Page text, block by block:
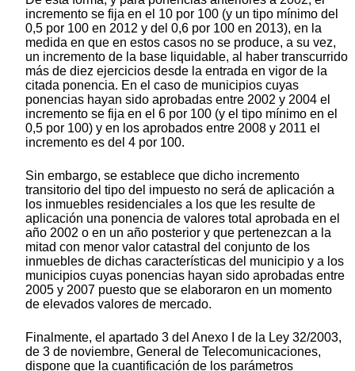
incremento se fija en el 10 por 100 (y un tipo mínimo del
0,5 por 100 en 2012 y del 0,6 por 100 en 2013), en la
medida en que en estos casos no se produce, a su vez,
un incremento de la base liquidable, al haber transcurrido
más de diez ejercicios desde la entrada en vigor de la
citada ponencia. En el caso de municipios cuyas
ponencias hayan sido aprobadas entre 2002 y 2004 el
incremento se fija en el 6 por 100 (y el tipo mínimo en el
0,5 por 100) y en los aprobados entre 2008 y 2011 el
incremento es del 4 por 100.
Sin embargo, se establece que dicho incremento
transitorio del tipo del impuesto no será de aplicación a
los inmuebles residenciales a los que les resulte de
aplicación una ponencia de valores total aprobada en el
año 2002 o en un año posterior y que pertenezcan a la
mitad con menor valor catastral del conjunto de los
inmuebles de dichas características del municipio y a los
municipios cuyas ponencias hayan sido aprobadas entre
2005 y 2007 puesto que se elaboraron en un momento
de elevados valores de mercado.
Finalmente, el apartado 3 del Anexo I de la Ley 32/2003,
de 3 de noviembre, General de Telecomunicaciones,
dispone que la cuantificación de los parámetros